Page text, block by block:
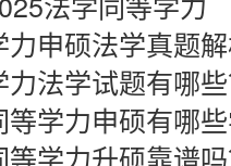
力申硕法学真题
力法学试题有哪
等学力申硕有哪
学力升硕靠谱吗